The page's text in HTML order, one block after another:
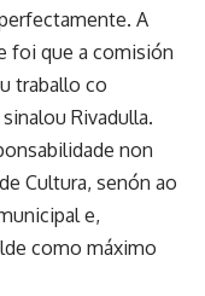
A
foi que a comisión
traballo co
Rivadulla.
non
Cultura, senón ao
e,
como máximo